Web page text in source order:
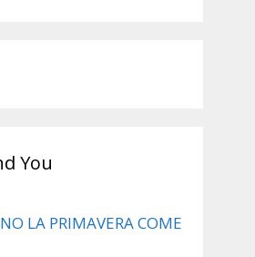
You
LA PRIMAVERA COME